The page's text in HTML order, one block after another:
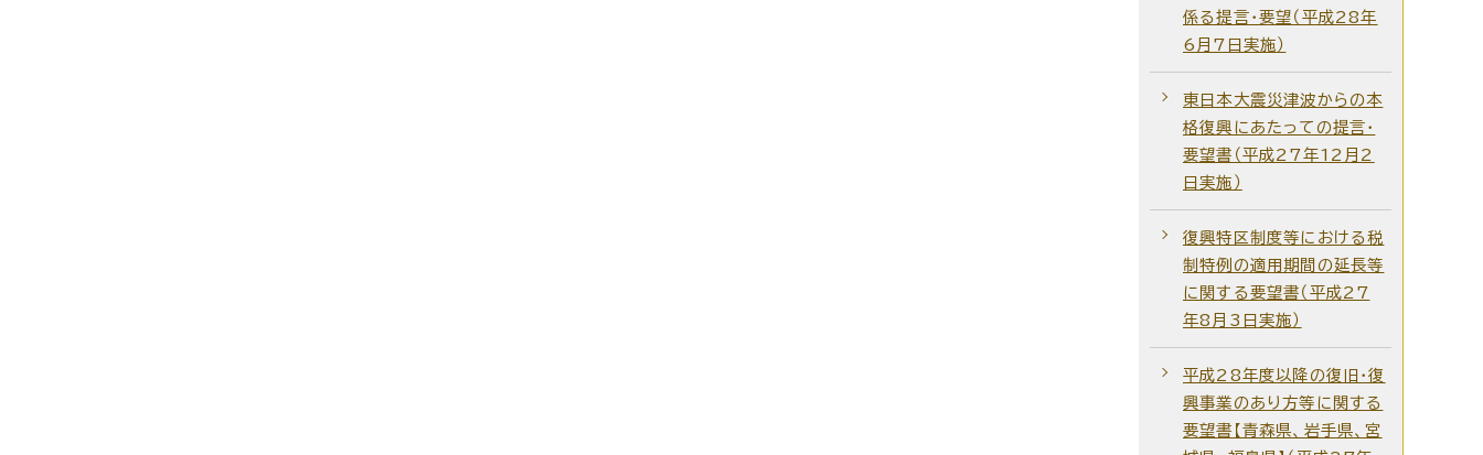
係る提言・要望（平成28年
6月7日実施）
東日本大震災津波からの本
格復興にあたっての提言・
要望書（平成27年12月2
日実施）
復興特区制度等における税
制特例の適用期間の延長等
に関する要望書（平成27
年8月3日実施）
平成28年度以降の復旧・復
興事業のあり方等に関する
要望書【青森県、岩手県、宮